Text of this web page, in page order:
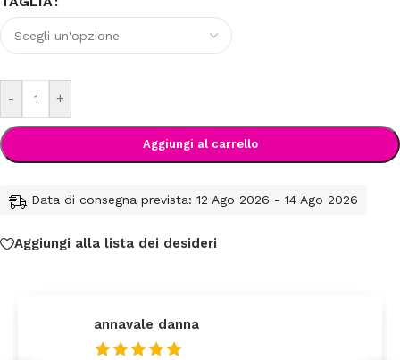
- +
Aggiungi al carrello
Data di consegna prevista: 12 Ago 2026 - 14 Ago 2026
Aggiungi alla lista dei desideri
annavale danna